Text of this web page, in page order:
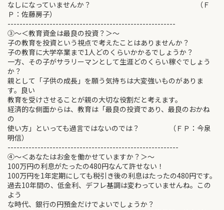
なしになっていませんか？ （Ｆ
Ｐ：佐藤房子）
--------------------------------------------------------
③～＜教育資金は最良の投資？＞～
子の教育を投資という視点で考えたことはありませんか？
子の教育に大学卒業まで1人どのくらいかかるでしょうか？
一方、その子がサラリーマンとして生涯どのくらい稼ぐでしょう
か？
親として「子供の成長」を願う気持ちは大変強いものがありま
す。良い
教育を受けさせることが親の大切な役割だと考えます。
経済的な側面からは、教育は「最良の投資であり、最良のおかね
の
使い方」といっても過言ではないのでは？ （ＦＰ：今泉
明信）
---------------------------------------------------------
④～＜あなたはお金を働かせていますか？＞～
100万円の利息がたったの480円なんて許せない！
100万円を1年定期にしても税引き後の利息はたったの480円です。
過去10年間の、低金利、デフレ基調は変わっていませんね。この
よう
な時代、銀行の円預金だけでよいでしょうか？